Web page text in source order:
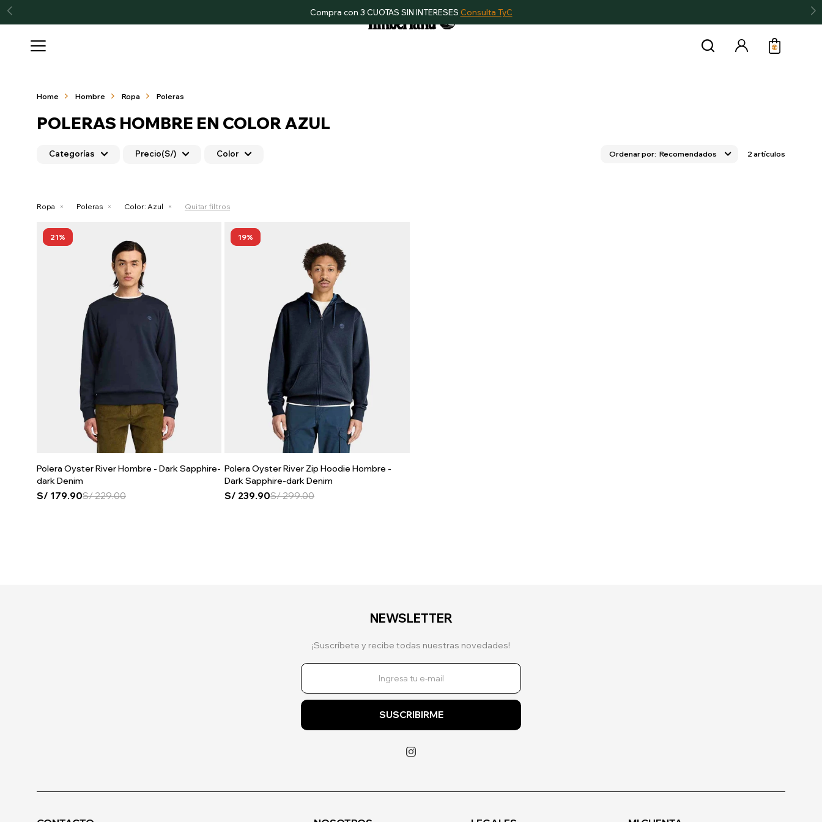
Compra con 3 CUOTAS SIN INTERESES Consulta TyC

Home Hombre Ropa Poleras
POLERAS HOMBRE EN COLOR AZUL
Categorías Precio(S/) Color Recomendados 2 artículos
Ropa Poleras Color: Azul Quitar filtros
21
Polera Oyster River Hombre - Dark Sapphire-
dark Denim
S/ 179.90S/229.00
19
Polera Oyster River Zip Hoodie Hombre -
Dark Sapphire-dark Denim
S/ 239.90S/299.00
NEWSLETTER
¡Suscríbete y recibe todas nuestras novedades!
SUSCRIBIRME
